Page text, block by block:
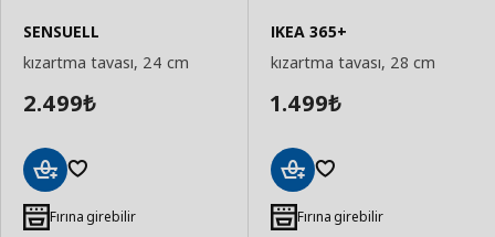
SENSUELL
kızartma tavası, 24 cm
2.499₺
Ekle Fırına girebilir
IKEA 365+
kızartma tavası, 28 cm
1.499₺
Ekle Fırına girebilir